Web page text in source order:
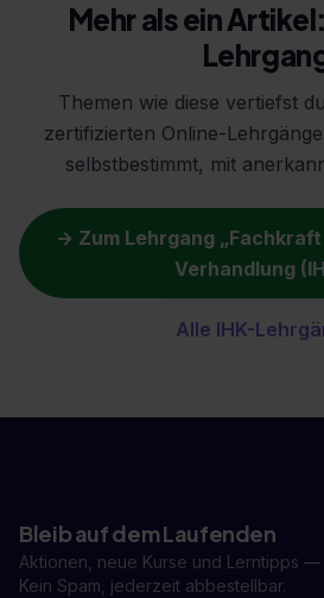
Mehr als ein
Themen wie diese vertiefst
zertifizierten Online-
selbstbestimmt, mit
→ Zum Lehrgang „
Verhandlung
Alle IHK-
Bleib auf dem Laufenden
Aktionen, neue Kurse und Lerntipps
Kein Spam, jederzeit abbestellbar.